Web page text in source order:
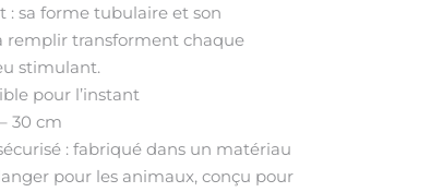
: sa forme tubulaire et son
remplir transforment chaque
stimulant.
pour l’instant
30 cm
: fabriqué dans un matériau
pour les animaux, conçu pour